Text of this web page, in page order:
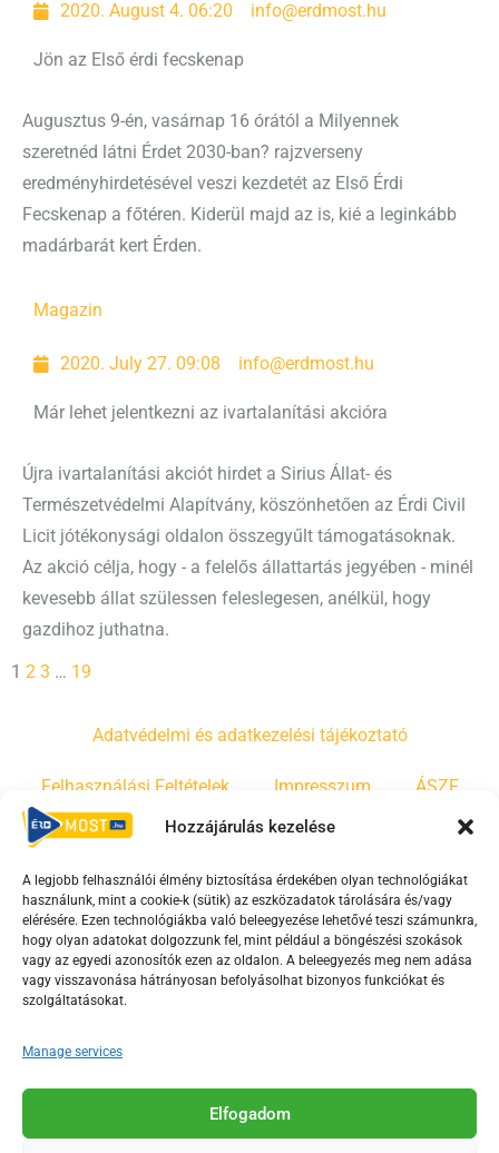
Hozzájárulás kezelése
A legjobb felhasználói élmény biztosítása érdekében olyan technológiákat
használunk, mint a cookie-k (sütik) az eszközadatok tárolására és/vagy
elérésére. Ezen technológiákba való beleegyezése lehetővé teszi számunkra,
hogy olyan adatokat dolgozzunk fel, mint például a böngészési szokások
vagy az egyedi azonosítók ezen az oldalon. A beleegyezés meg nem adása
vagy visszavonása hátrányosan befolyásolhat bizonyos funkciókat és
szolgáltatásokat.
Manage services
Elfogadom
2020. August 4. 06:20 info@erdmost.hu
Jön az Első érdi fecskenap
Augusztus 9-én, vasárnap 16 órától a Milyennek
szeretnéd látni Érdet 2030-ban? rajzverseny
eredményhirdetésével veszi kezdetét az Első Érdi
Fecskenap a főtéren. Kiderül majd az is, kié a leginkább
madárbarát kert Érden.
Magazin
2020. July 27. 09:08 info@erdmost.hu
Már lehet jelentkezni az ivartalanítási akcióra
Újra ivartalanítási akciót hirdet a Sirius Állat- és
Természetvédelmi Alapítvány, köszönhetően az Érdi Civil
Licit jótékonysági oldalon összegyűlt támogatásoknak.
Az akció célja, hogy - a felelős állattartás jegyében - minél
kevesebb állat szülessen feleslegesen, anélkül, hogy
gazdihoz juthatna.
1 2 3 … 19
Adatvédelmi és adatkezelési tájékoztató
Felhasználási Feltételek Impresszum ÁSZF
Irányelvek Moderálási szabályzat
F
a
c
e
o
o
-
Y
o
u
t
b
e
s
T
i
k
Az Érd Média médiaszolgáltatási tevékenységét a
Médiatanács a Magyar Média Mecenatúra program